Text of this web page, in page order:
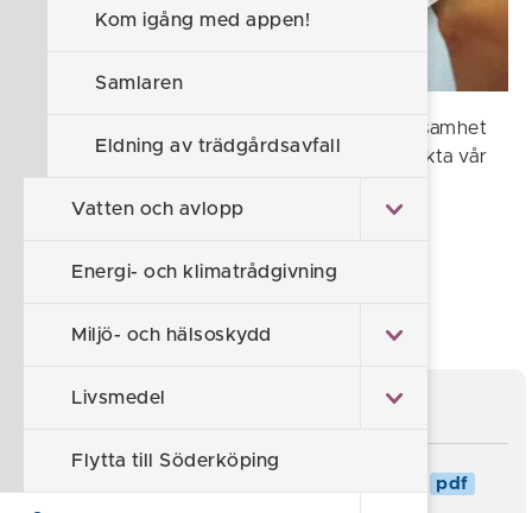
Kom igång med appen!
Samlaren
Eldning av trädgårdsavfall
Vatten och avlopp
Energi- och klimatrådgivning
Miljö- och hälsoskydd
Livsmedel
Flytta till Söderköping
Vill du som ägare av flerfamiljshus eller verksamhet
införa sortering av matavfall så kan du kontakta vår
Informationsmaterial
pdf